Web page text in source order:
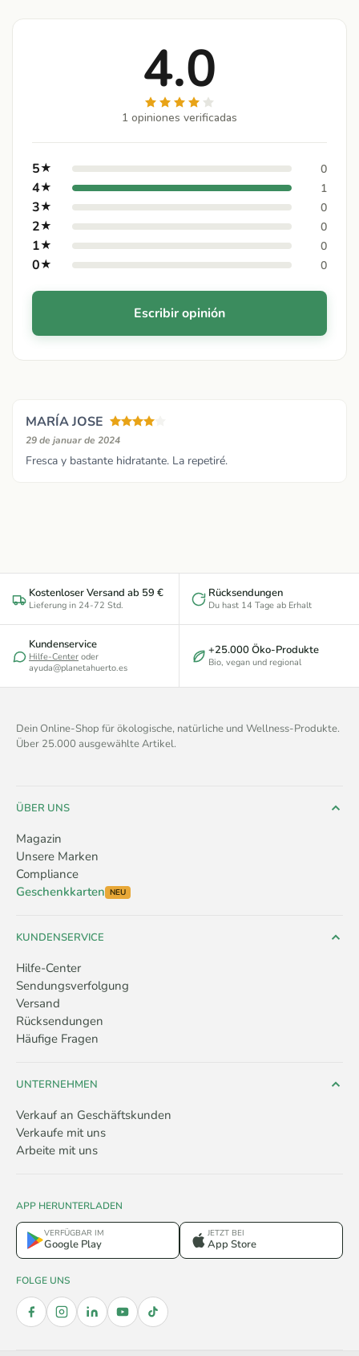
4.0
1 opiniones verificadas
5★ 0
4★ 1
3★ 0
2★ 0
1★ 0
0★ 0
Escribir opinión
MARÍA JOSE
29 de januar de 2024
Fresca y bastante hidratante. La repetiré.
Kostenloser Versand ab 59 €
Lieferung in 24-72 Std.
Rücksendungen
Du hast 14 Tage ab Erhalt
Kundenservice
Hilfe-Center oder
ayuda@planetahuerto.es
+25.000 Öko-Produkte
Bio, vegan und regional
Dein Online-Shop für ökologische, natürliche und Wellness-Produkte.
Über 25.000 ausgewählte Artikel.
ÜBER UNS
Magazin
Unsere Marken
Compliance
Geschenkkarten NEU
KUNDENSERVICE
Hilfe-Center
Sendungsverfolgung
Versand
Rücksendungen
Häufige Fragen
UNTERNEHMEN
Verkauf an Geschäftskunden
Verkaufe mit uns
Arbeite mit uns
APP HERUNTERLADEN
VERFÜGBAR IM
Google Play
JETZT BEI
App Store
FOLGE UNS